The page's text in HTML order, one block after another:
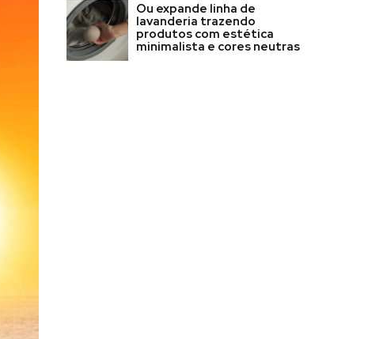
Ou expande linha de
lavanderia trazendo
produtos com estética
minimalista e cores neutras